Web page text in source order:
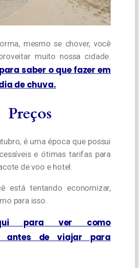
mesmo se chover, você
muito nossa cidade.
saber o que fazer em
de chuva.
Preços
é uma época que possui
e ótimas tarifas para
de voo e hotel.
está tentando economizar,
para isso.
para ver como
antes de viajar para